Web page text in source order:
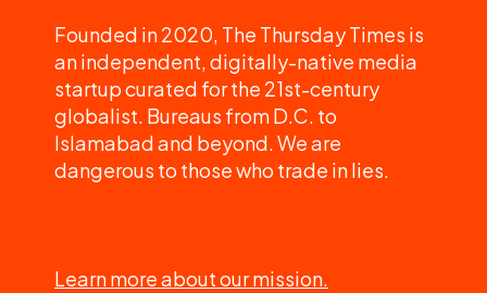
Founded in 2020, The Thursday Times is
an independent, digitally-native media
startup curated for the 21st-century
globalist. Bureaus from D.C. to
Islamabad and beyond. We are
dangerous to those who trade in lies.
Learn more about our mission.